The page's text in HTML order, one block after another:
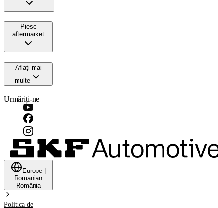
Piese
aftermarket
Aflați mai
multe
Urmăriți-ne
Europe
Romanian
România
Politica de